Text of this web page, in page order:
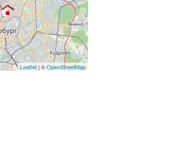
Leaflet| ©OpenStreetMap